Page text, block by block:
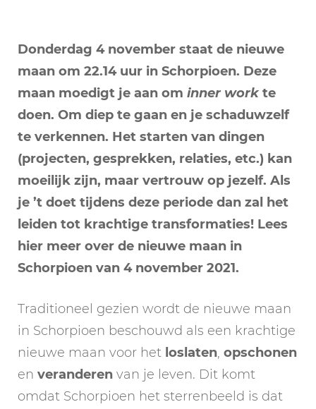
Donderdag 4 november staat de nieuwe
maan om 22.14 uur in Schorpioen. Deze
maan moedigt je aan om inner workte
doen. Om diep te gaan en je schaduwzelf
te verkennen. Het starten van dingen
(projecten, gesprekken, relaties, etc.) kan
moeilijk zijn, maar vertrouw op jezelf. Als
je ’t doet tijdens deze periode dan zal het
leiden tot krachtige transformaties! Lees
hier meer over de nieuwe maan in
Schorpioen van 4 november 2021.
Traditioneel gezien wordt de nieuwe maan
in Schorpioen beschouwd als een krachtige
nieuwe maan voor het loslaten, opschonen
en veranderen van je leven. Dit komt
omdat Schorpioen het sterrenbeeld is dat